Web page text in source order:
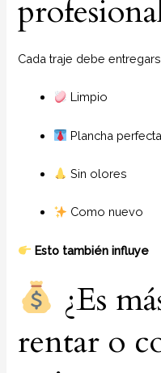
Cada traje debe
Limpio
Plancha perfecta
Sin olores
Como nuevo
Esto también influye
¿Es
rentar o